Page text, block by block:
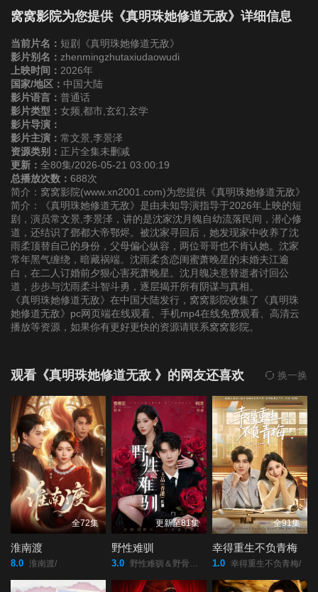
07 08 09
10
13
16
19 20
22 23 24
25 26 27
28 29
31 32
37 38 39
40 41 42
43 44 45
46 47 48
49 50 51
窝窝影院为您提供《真明珠她修道无敌》详细信息
当前片名： 短剧《真明珠她修道无敌》
影片别名： zhenmingzhutaxiudaowudi
上映时间： 2026年
国家/地区： 中国大陆
影片语言： 普通话
影片类型： 女频,都市,玄幻,玄学
影片导演：
影片主演： 常文景,李景泽
资源类别： 正片全集未删减
更新： 全80集/2026-05-21 03:00:19
总播放次数： 688次
简介：窝窝影院(www.xn2001.com)为您提供《真明珠她修道无敌》
简介：《真明珠她修道无敌》是由未知导演指导于2026年上映的短
剧，演员常文景,李景泽，讲的是沈家沈月魄自幼流落民间，潜心修
道，还结识了鄧都大帝鄂烬。被沈家寻回后，她发现家中收养了沈
雨柔顶替自己的身份，父母偏心纵容，两位哥哥也不肯认她。沈家
常年黑气缠绕，暗藏祸端。沈雨柔贪恋闺蜜萧晚星的未婚夫江逾
白，在二人订婚前夕狠心害死萧晚星。沈月魄决意替逝者讨回公
道，步步与沈雨柔斗智斗勇，逐层揭开所有阴谋与真相。
《真明珠她修道无敌》在中国大陆发行，窝窝影院收集了《真明珠
她修道无敌》pc网页端在线观看、手机mp4在线免费观看、高清云
播放等资源，如果你有更好更快的资源请联系窝窝影院。
观看《真明珠她修道无敌 》的网友还喜欢 换一换
全72集
淮南渡
8.0 淮南渡/
更新至81集
野性难驯
3.0 野性难驯＆野骨难驯/
全91集
幸得重生不负青梅
1.0 幸得重生不负青梅/